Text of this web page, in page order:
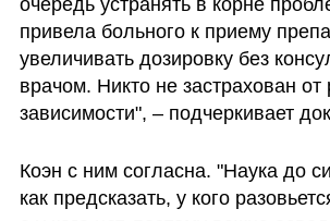
привела больного к приему
увеличивать дозировку без
врачом. Никто не застрахован от
зависимости", – подчеркивает
Коэн с ним согласна. "Наука до
как предсказать, у кого